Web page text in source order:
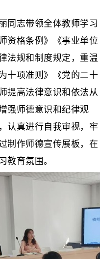
志带领全体教师学习
资格条例》《事业单位
法规和制度规定，重温
十项准则》《党的二十
提高法律意识和依法从
强师德意识和纪律观
认真进行自我审视，牢
制作师德宣传展板，在
教育氛围。